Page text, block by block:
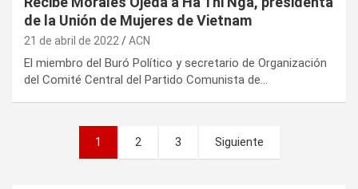
de la Unión de Mujeres de Vietnam
21 de abril de 2022 ACN
El miembro del Buró Político y secretario de Organización
del Comité Central del Partido Comunista de…
1 2 3 Siguiente